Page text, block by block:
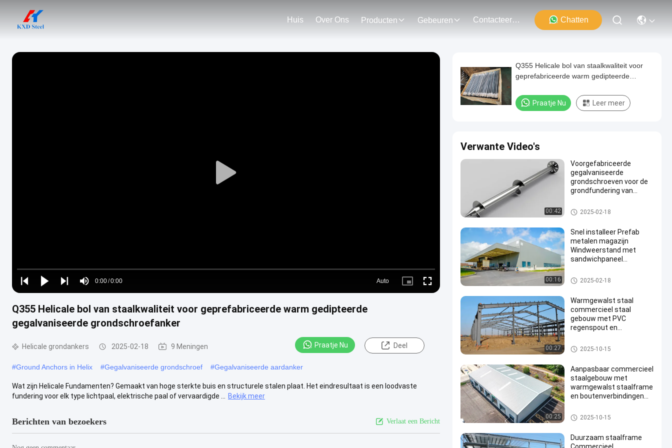
Huis Over Ons Producten Gebeuren Contacteer Ons Chatten
Play
Play
Play
Play
Mute
Time
0:00/0:00
Loaded:
0%
Auto
Picture- Fullscreen
Q355 Helicale bol van staalkwaliteit voor geprefabriceerde warm gedipteerde
gegalvaniseerde grondschroefanker
Helicale grondankers 2025-02-18 9 Meningen Praatje Nu Deel
#Ground Anchors in Helix #Gegalvaniseerde grondschroef #Gegalvaniseerde aardanker
Wat zijn Helicale Fundamenten? Gemaakt van hoge sterkte buis en structurele stalen plaat. Het eindresultaat is een loodvaste
fundering voor elk type lichtpaal, elektrische paal of vervaardigde ...
Bekijk meer
Berichten van bezoekers Verlaat een Bericht
Q355 Helicale bol van staalkwaliteit voor
geprefabriceerde warm gedipteerde
Praatje Nu Leer meer
Verwante Video's
00:42
Voorgefabriceerde
gegalvaniseerde
grondschroeven voor de
grondfundering van
Helicale grondankers
2025-02-18
00:16
Snel installeer Prefab
metalen magazijn
Windweerstand met
sandwichpaneel
Werkplaats voor staalconstru
cties
2025-02-18
00:27
Warmgewalst staal
commercieel staal
gebouw met PVC
regenspout en
Commercieel staalgebouw
2025-10-15
00:25
Aanpasbaar commercieel
staalgebouw met
warmgewalst staalframe
en boutenverbindingen
montage
Commercieel staalgebouw
2025-10-15
Duurzaam staalframe